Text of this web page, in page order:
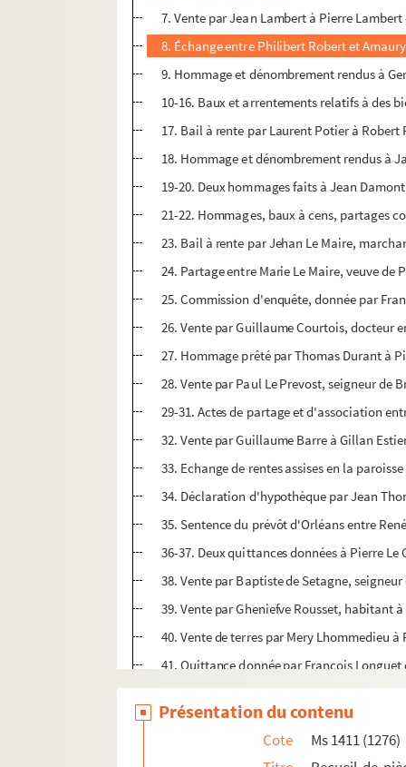
7. Vente par Jean Lambert à Pierre
8. Échange entre Philibert Robert et
9. Hommage et dénombrement rendus à
10-16. Baux et arrentements relatifs à des
17. Bail à rente par Laurent Potier à Robert
18. Hommage et dénombrement rendus à
19-20. Deux hommages faits à Jean
21-22. Hommages, baux à cens, partages
23. Bail à rente par Jehan Le Maire,
24. Partage entre Marie Le Maire, veuve
25. Commission d'enquête, donnée par
26. Vente par Guillaume Courtois, docteur
27. Hommage prêté par Thomas Durant à
28. Vente par Paul Le Prevost, seigneur de
29-31. Actes de partage et d'association
32. Vente par Guillaume Barre à Gillan
33. Echange de rentes assises en la
34. Déclaration d'hypothèque par Jean
35. Sentence du prévôt d'Orléans entre
36-37. Deux quittances données à Pierre
38. Vente par Baptiste de Setagne,
39. Vente par Gheniefve Rousset, habitant
40. Vente de terres par Mery Lhommedieu
41. Quittance donnée par François
42. Vente par Christophe Groslect à
43. Reconnaissance d'une rente faite par
44-47. Actes divers passés entre des
Présentation du contenu
Cote
Ms 1411 (1276)